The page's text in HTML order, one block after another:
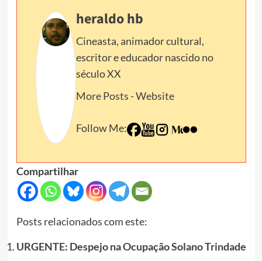
heraldo hb
Cineasta, animador cultural,
escritor e educador nascido no
século XX
More Posts -Website
Follow Me:
Compartilhar
Posts relacionados com este:
URGENTE: Despejo na Ocupação Solano Trindade